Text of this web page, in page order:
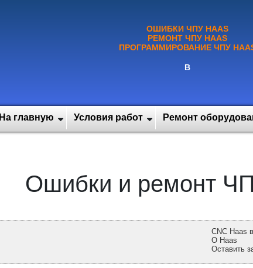
ОШИБКИ ЧПУ HAAS
РЕМОНТ ЧПУ HAAS
ПРОГРАММИРОВАНИЕ ЧПУ
В
На главную Условия работ Ремонт
Ошибки и ремонт
CNC Haas
О Haas
Оставить